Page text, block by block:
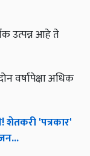
उत्पन्न आहे ते
वर्षापेक्षा अधिक
!शेतकरी'पत्रकार'
...